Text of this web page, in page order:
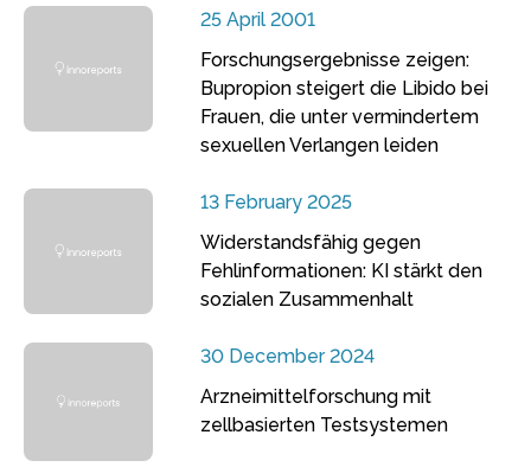
25 April 2001
Forschungsergebnisse zeigen:
Bupropion steigert die Libido bei
Frauen, die unter vermindertem
sexuellen Verlangen leiden
13 February 2025
Widerstandsfähig gegen
Fehlinformationen: KI stärkt den
sozialen Zusammenhalt
30 December 2024
Arzneimittelforschung mit
zellbasierten Testsystemen